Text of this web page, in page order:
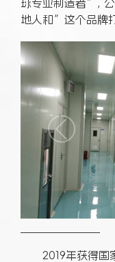
球专业制造者”,
地人和”这个品牌
2019年获得国